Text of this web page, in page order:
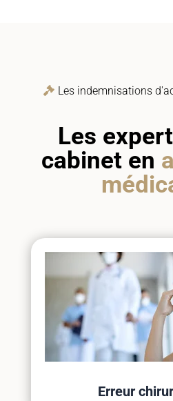
Les indemnisations
Les
cabinet en
Erreur